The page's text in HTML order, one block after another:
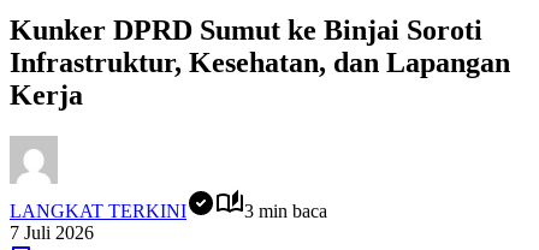
Kunker DPRD Sumut ke Binjai Soroti
Infrastruktur, Kesehatan, dan Lapangan
Kerja
LANGKAT TERKINI
3 min baca
7 Juli 2026